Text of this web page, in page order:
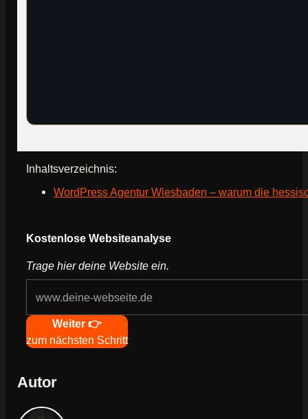
Inhaltsverzeichnis:
WordPress Agentur Wiesbaden – warum die
Kostenlose Websiteanalyse
Trage hier deine Website ein.
NavigationWeiter 👉
zum nächsten Schritt
Autor